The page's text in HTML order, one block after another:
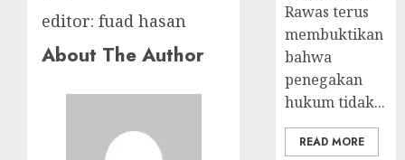
editor: fuad hasan
About The Author
Rawas terus
membuktikan
bahwa
penegakan
hukum tidak...
READ MORE